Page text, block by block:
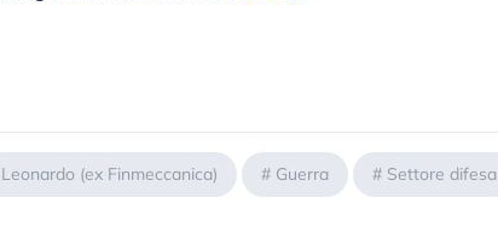
Leonardo (ex Finmeccanica) # Guerra # Settore difesa